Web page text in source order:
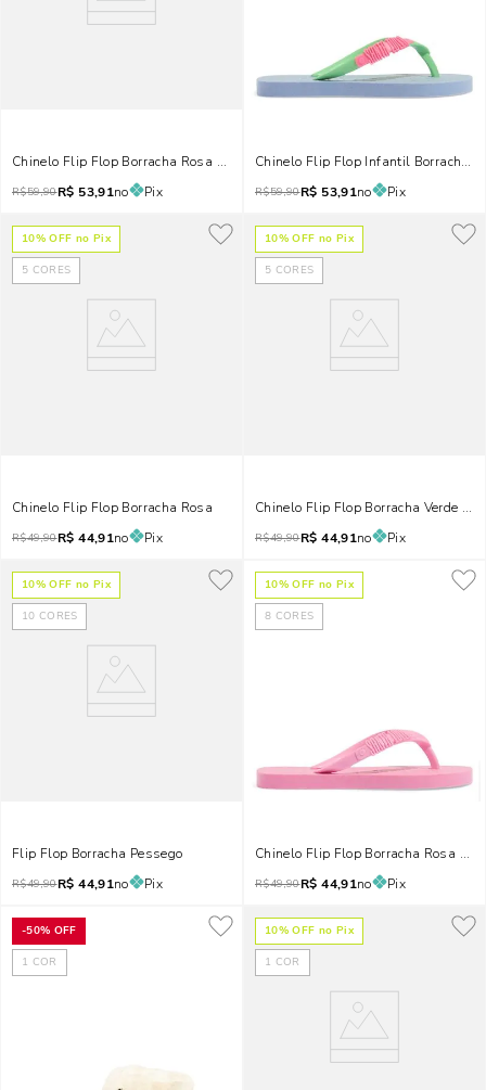
Chinelo Flip Flop Borracha Rosa Chiclete
R$59,90R$ 53,91no Pix
Chinelo Flip Flop Infantil Borracha
R$59,90R$ 53,91no Pix
10% OFF no Pix
5 CORES
Chinelo Flip Flop Borracha Rosa
R$49,90R$ 44,91no Pix
10% OFF no Pix
5 CORES
Chinelo Flip Flop Borracha Verde
R$49,90R$ 44,91no Pix
10% OFF no Pix
10 CORES
Flip Flop Borracha Pessego
R$49,90R$ 44,91no Pix
10% OFF no Pix
8 CORES
Chinelo Flip Flop Borracha Rosa
R$49,90R$ 44,91no Pix
-50% OFF
1 COR
10% OFF no Pix
1 COR